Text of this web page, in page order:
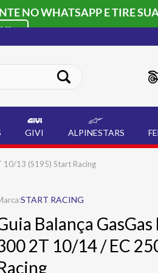
NO WHATSAPP E TIRE
GIVI ALPINESTARS
10/13 (S195) Start Racing
START RACING
Balança
2T 10/14 / EC